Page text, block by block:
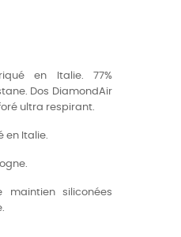
en Italie. 77%
Dos DiamondAir
ultra respirant.
Italie.
siliconées